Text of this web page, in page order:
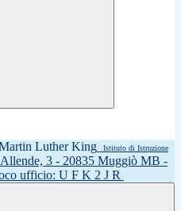
Istituto di Istruzione
3 - 20835 Muggiò MB -
ufficio: U F K 2 J R